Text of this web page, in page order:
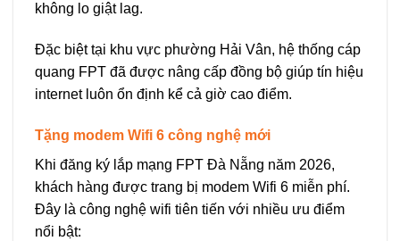
không lo giật lag.
Đặc biệt tại khu vực phường Hải Vân, hệ thống cáp
quang FPT đã được nâng cấp đồng bộ giúp tín hiệu
internet luôn ổn định kể cả giờ cao điểm.
Tặng modem Wifi 6 công nghệ mới
Khi đăng ký lắp mạng FPT Đà Nẵng năm 2026,
khách hàng được trang bị modem Wifi 6 miễn phí.
Đây là công nghệ wifi tiên tiến với nhiều ưu điểm
nổi bật: